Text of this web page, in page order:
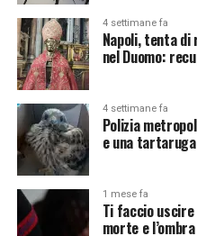
4 settimane fa
Napoli, tenta di
nel Duomo:
4 settimane fa
Polizia
e una tartaruga
1 mese fa
Ti faccio
morte e